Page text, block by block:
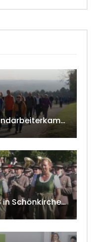
Wandertag der NÖ-Landarbeiterkammer in Hollabrunn 2024
Bezirksmusikfest 2023 in Schönkirchen-Reyersdorf